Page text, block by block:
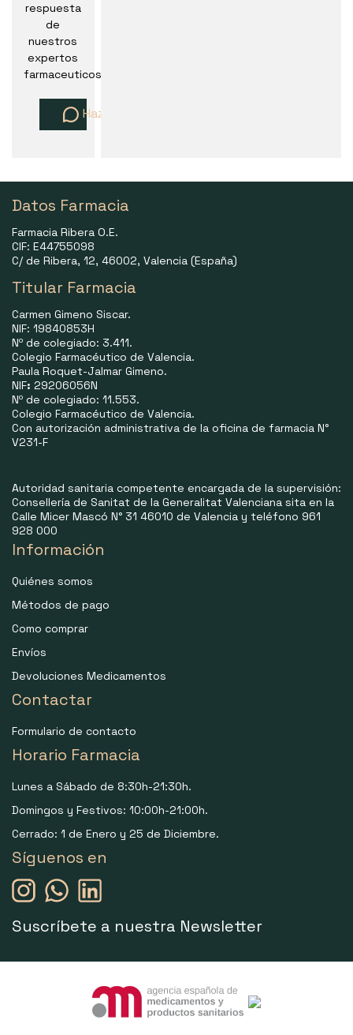
respuesta
de
nuestros
expertos
farmaceuticos
Haz una pregunta
Datos Farmacia
Farmacia Ribera O.E.
CIF: E44755098
C/ de Ribera, 12, 46002, Valencia (España)
Titular Farmacia
Carmen Gimeno Siscar.
NIF: 19840853H
Nº de colegiado: 3.411.
Colegio Farmacéutico de Valencia.
Paula Roquet-Jalmar Gimeno.
NIF: 29206056N
Nº de colegiado: 11.553.
Colegio Farmacéutico de Valencia.
Con autorización administrativa de la oficina de farmacia N°
V231-F
Autoridad sanitaria competente encargada de la supervisión:
Consellería de Sanitat de la Generalitat Valenciana sita en la
Calle Micer Mascó N° 31 46010 de Valencia y teléfono 961
928 000
Información
Quiénes somos
Métodos de pago
Como comprar
Envíos
Devoluciones Medicamentos
Contactar
Formulario de contacto
Horario Farmacia
Lunes a Sábado de 8:30h-21:30h.
Domingos y Festivos: 10:00h-21:00h.
Cerrado: 1 de Enero y 25 de Diciembre.
Síguenos en
Suscríbete a nuestra Newsletter